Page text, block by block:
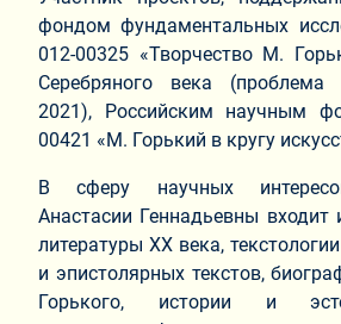
фондом фундаментальных
012-00325 «Творчество М.
Серебряного века
2021), Российским научным
00421 «М. Горький в кругу
В сферу научных
Анастасии Геннадьевны входит
литературы ХХ века,
и эпистолярных текстов,
Горького, истории и